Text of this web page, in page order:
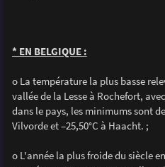
* EN BELGIQUE :
o La température la plus basse
vallée de la Lesse à Rochefort,
dans le pays, les minimums sont
Vilvorde et –25,50°C à Haacht. ;
o L'année la plus froide du siècle